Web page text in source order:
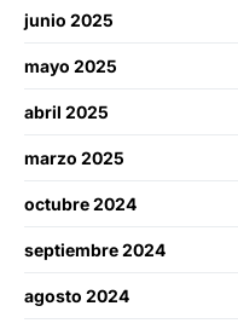
junio 2025
mayo 2025
abril 2025
marzo 2025
octubre 2024
septiembre 2024
agosto 2024